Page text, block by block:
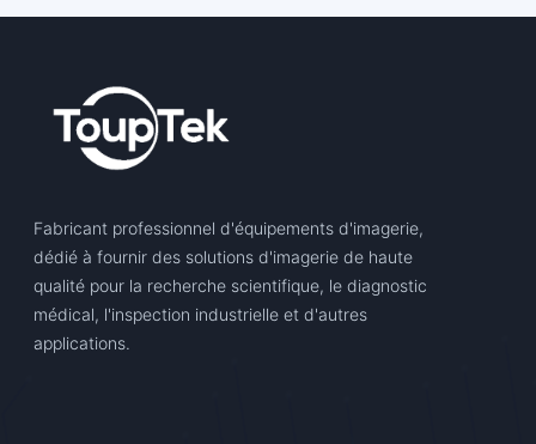
Fabricant professionnel d'équipements d'imagerie,
dédié à fournir des solutions d'imagerie de haute
qualité pour la recherche scientifique, le diagnostic
médical, l'inspection industrielle et d'autres
applications.